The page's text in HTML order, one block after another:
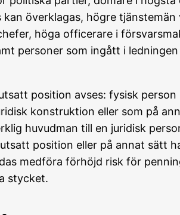
överklagas, högre
höga officerare i
personer som ingått i
position avses: fysisk
konstruktion eller som på
huvudman till en juridisk
position eller på annat sätt
medföra förhöjd risk för
stycket.